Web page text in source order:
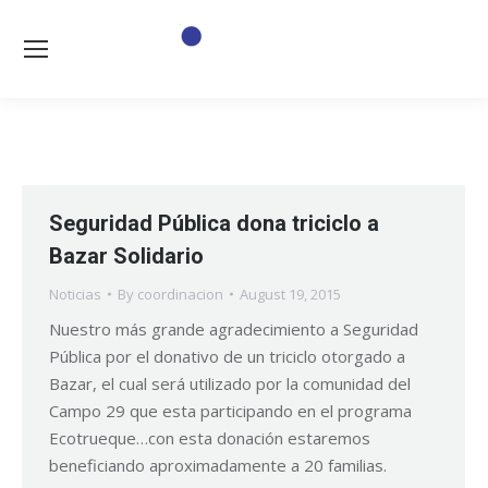
Seguridad Pública dona triciclo a
Bazar Solidario
Noticias By coordinacion August 19, 2015
Nuestro más grande agradecimiento a Seguridad
Pública por el donativo de un triciclo otorgado a
Bazar, el cual será utilizado por la comunidad del
Campo 29 que esta participando en el programa
Ecotrueque…con esta donación estaremos
beneficiando aproximadamente a 20 familias.